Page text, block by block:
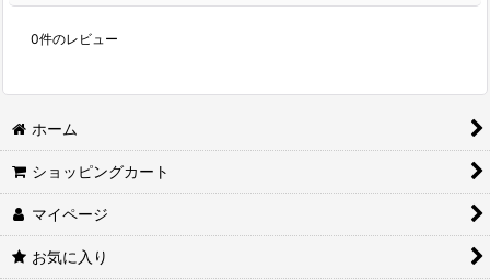
0件のレビュー
ホーム
ショッピングカート
マイページ
お気に入り